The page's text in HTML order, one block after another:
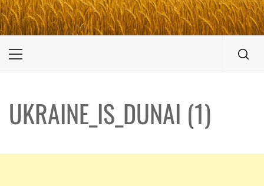
UKRAINE-IS
ПУТЕШЕСТВИЕ ПО УКРАИНЕ
Primary
UKRAINE_IS_DUNAI (1)